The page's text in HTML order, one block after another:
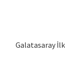
Galatasaray